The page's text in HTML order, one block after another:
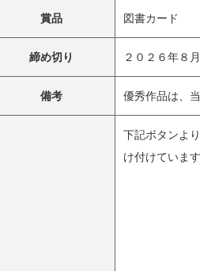
賞品 図書カード
締め切り ２０２６年８
備考 優秀作品は、
下記ボタンよ
け付けています